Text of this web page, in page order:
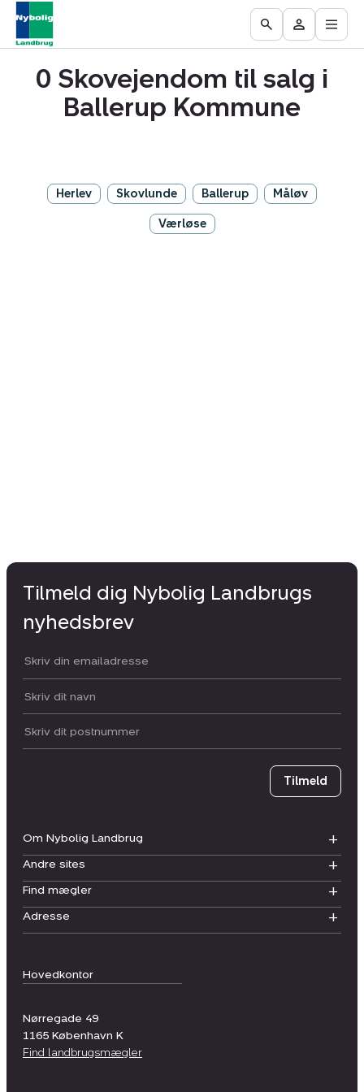
Ejendomme
til
Find
mægler
Få
vurderet
ejendom
Go
to
the
Search
page
Besøg
Mit
område
Åbn
0 Skovejendom til salg i
Ballerup Kommune
Herlev Skovlunde Ballerup Måløv
Værløse
Hovedkontor
Nørregade 49
1165 København K
Find landbrugsmægler
Om Nybolig Landbrug
Andre sites
Find mægler
Adresse
Tilmeld dig Nybolig Landbrugs
nyhedsbrev
Din email:
Dit navn:
Postnummer
Tilmeld